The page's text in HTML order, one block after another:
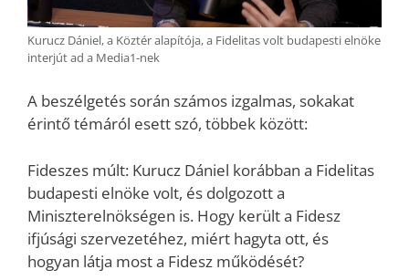
Kurucz Dániel, a Köztér alapítója, a Fidelitas volt budapesti elnöke
interjút ad a Media1-nek
A beszélgetés során számos izgalmas, sokakat
érintő témáról esett szó, többek között:
Fideszes múlt: Kurucz Dániel korábban a Fidelitas
budapesti elnöke volt, és dolgozott a
Miniszterelnökségen is. Hogy került a Fidesz
ifjúsági szervezetéhez, miért hagyta ott, és
hogyan látja most a Fidesz működését?